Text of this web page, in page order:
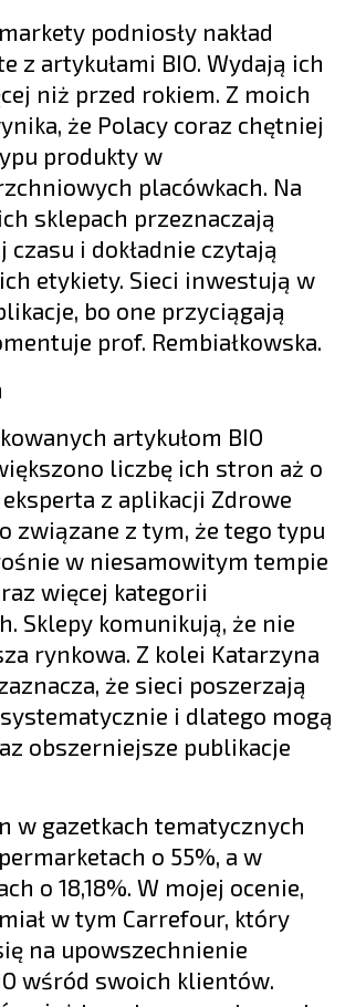
podniosły nakład
z artykułami BIO. Wydają ich
niż przed rokiem. Z moich
że Polacy coraz chętniej
produkty w
placówkach. Na
sklepach przeznaczają
czasu i dokładnie czytają
etykiety. Sieci inwestują w
bo one przyciągają
prof. Rembiałkowska.
artykułom BIO
liczbę ich stron aż o
eksperta z aplikacji Zdrowe
związane z tym, że tego typu
w niesamowitym tempie
więcej kategorii
Sklepy komunikują, że nie
rynkowa. Z kolei Katarzyna
że sieci poszerzają
i dlatego mogą
obszerniejsze publikacje
w gazetkach tematycznych
o 55%, a w
o 18,18%. W mojej ocenie,
w tym Carrefour, który
na upowszechnienie
wśród swoich klientów.